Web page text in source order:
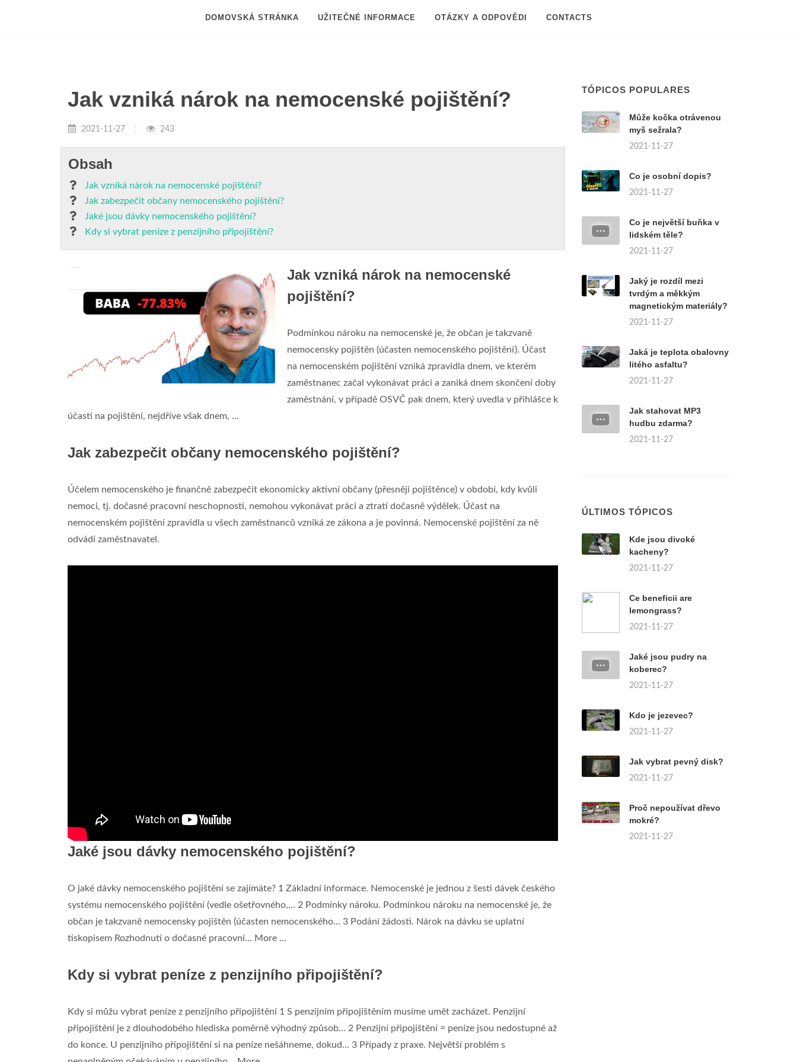
DOMOVSKÁ STRÁNKA UŽITEČNÉ INFORMACE OTÁZKY A ODPOVĚDI CONTACTS
Jak vzniká nárok na nemocenské pojištění?
2021-11-27 243
Obsah
Jak vzniká nárok na nemocenské pojištění?
Jak zabezpečit občany nemocenského pojištění?
Jaké jsou dávky nemocenského pojištění?
Kdy si vybrat peníze z penzijního připojištění?
Jak vzniká nárok na nemocenské
pojištění?
Podmínkou nároku na nemocenské je, že občan je takzvaně
nemocensky pojištěn (účasten nemocenského pojištění). Účast
na nemocenském pojištění vzniká zpravidla dnem, ve kterém
zaměstnanec začal vykonávat práci a zaniká dnem skončení doby
zaměstnání, v případě OSVČ pak dnem, který uvedla v přihlášce k
účasti na pojištění, nejdříve však dnem, ...
Jak zabezpečit občany nemocenského pojištění?
Účelem nemocenského je finančně zabezpečit ekonomicky aktivní občany (přesněji pojištěnce) v období, kdy kvůli
nemoci, tj. dočasné pracovní neschopnosti, nemohou vykonávat práci a ztratí dočasně výdělek. Účast na
nemocenském pojištění zpravidla u všech zaměstnanců vzniká ze zákona a je povinná. Nemocenské pojištění za ně
odvádí zaměstnavatel.
Jaké jsou dávky nemocenského pojištění?
O jaké dávky nemocenského pojištění se zajímáte? 1 Základní informace. Nemocenské je jednou z šesti dávek českého
systému nemocenského pojištění (vedle ošetřovného,... 2 Podmínky nároku. Podmínkou nároku na nemocenské je, že
občan je takzvaně nemocensky pojištěn (účasten nemocenského... 3 Podání žádosti. Nárok na dávku se uplatní
tiskopisem Rozhodnutí o dočasné pracovní... More ...
Kdy si vybrat peníze z penzijního připojištění?
Kdy si můžu vybrat peníze z penzijního připojištění 1 S penzijním připojištěním musíme umět zacházet. Penzijní
připojištění je z dlouhodobého hlediska poměrně výhodný způsob... 2 Penzijní připojištění = peníze jsou nedostupné až
do konce. U penzijního připojištění si na peníze nešáhneme, dokud... 3 Případy z praxe. Největší problém s
TÓPICOS POPULARES
Může kočka otrávenou
myš sežrala?
2021-11-27
Co je osobní dopis?
2021-11-27
Co je největší buňka v
lidském těle?
2021-11-27
Jaký je rozdíl mezi
tvrdým a měkkým
magnetickým materiály?
2021-11-27
Jaká je teplota obalovny
litého asfaltu?
2021-11-27
Jak stahovat MP3
hudbu zdarma?
2021-11-27
ÚLTIMOS TÓPICOS
Kde jsou divoké
kacheny?
2021-11-27
Ce beneficii are
lemongrass?
2021-11-27
Jaké jsou pudry na
koberec?
2021-11-27
Kdo je jezevec?
2021-11-27
Jak vybrat pevný disk?
2021-11-27
Proč nepoužívat dřevo
mokré?
2021-11-27